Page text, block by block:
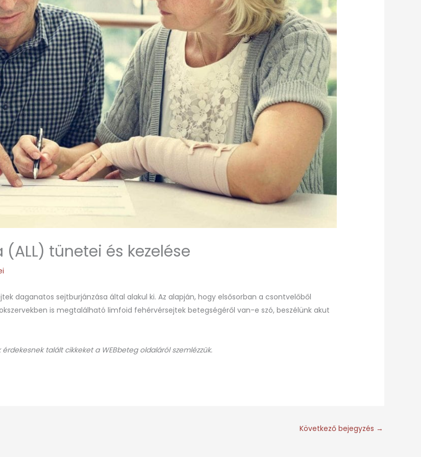
tünetei és kezelése
daganatos sejtburjánzása által alakul ki. Az alapján, hogy elsősorban a csontvelőből
is megtalálható limfoid fehérvérsejtek betegségéről van-e szó, beszélünk akut
érdekesnek talált cikkeket a WEBbeteg oldaláról szemlézzük.
Következő bejegyzés →